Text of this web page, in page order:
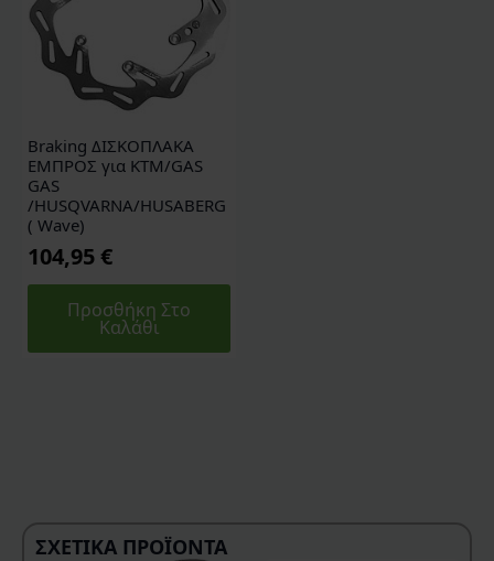
Βraking ΔΙΣΚΟΠΛΑΚΑ
ΕΜΠΡΟΣ για KTM/GAS
GAS
/HUSQVARNA/HUSABERG
( Wave)
104,95 €
Προσθήκη Στο
Καλάθι
ΣΧΕΤΙΚΆ ΠΡΟΪΌΝΤΑ